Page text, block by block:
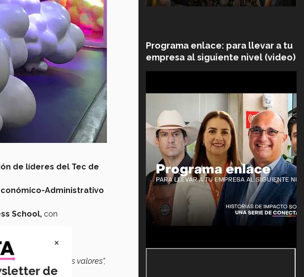
de líderes del Tec de
Administrativo
School, con
estudiante estás
haciendo con estos valores”,
Programa enlace: para llevar a tu
empresa al siguiente nivel (video)
×
de